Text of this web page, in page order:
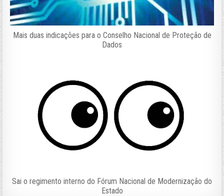
Mais duas indicações para o Conselho Nacional de Proteção de
Dados
Sai o regimento interno do Fórum Nacional de Modernização do
Estado